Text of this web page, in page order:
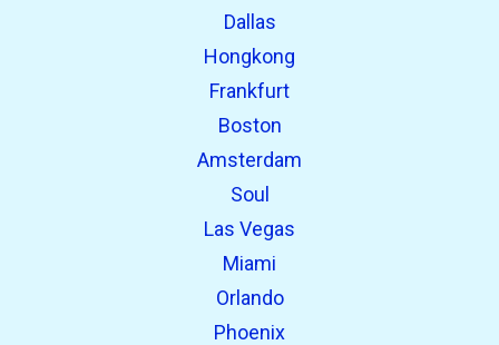
Dallas
Hongkong
Frankfurt
Boston
Amsterdam
Soul
Las Vegas
Miami
Orlando
Phoenix